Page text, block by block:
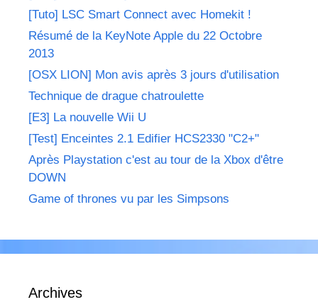
[Tuto] LSC Smart Connect avec Homekit !
Résumé de la KeyNote Apple du 22 Octobre
2013
[OSX LION] Mon avis après 3 jours d'utilisation
Technique de drague chatroulette
[E3] La nouvelle Wii U
[Test] Enceintes 2.1 Edifier HCS2330 "C2+"
Après Playstation c'est au tour de la Xbox d'être
DOWN
Game of thrones vu par les Simpsons
Archives